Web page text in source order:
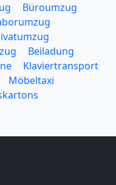
Büroumzug
Beiladung
Klaviertransport
Möbeltaxi